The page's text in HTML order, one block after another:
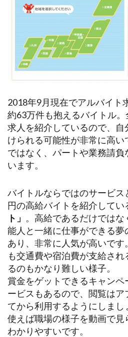
2018年9月現在でアルバイト
約63万件も抱えるバイトル
求人を紹介しているので、
けられる可能性が非常に高
ではなく、パートや業務請
います。
バイトルならではのサービ
円の高給バイトを紹介してい
ト」 。高給であるだけでは
能人と一緒に仕事ができる
あり、非常に人気が高いで
も交通費や宿泊費が支給さ
るのもかなり難しい様子。
賞金をゲットできるキャン
ービスもあるので、閲覧はア
てから利用するようにしま
使えば職場の様子を動画で
わかりやすいです。